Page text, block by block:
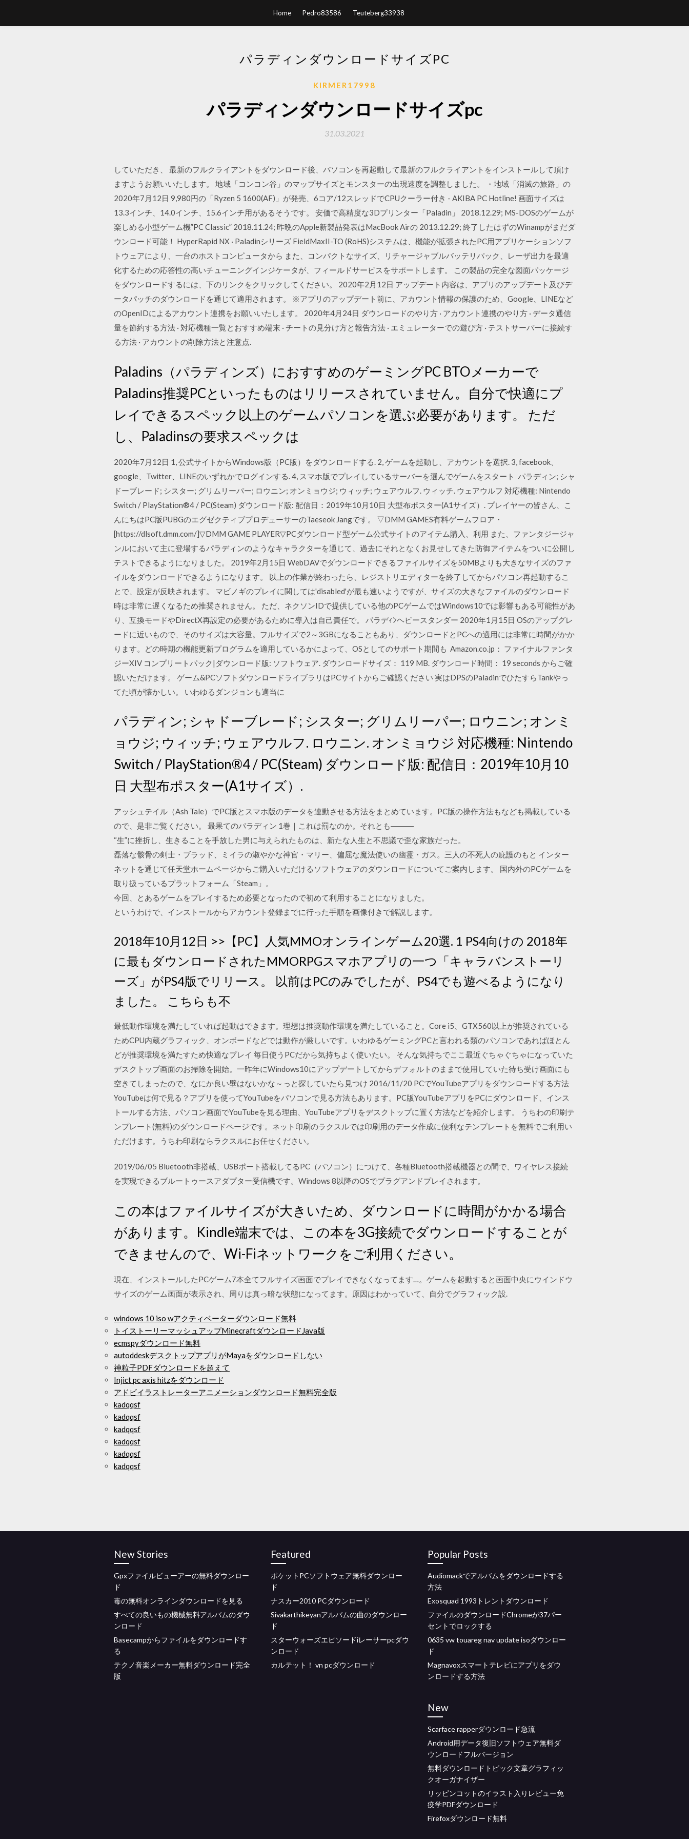
Home Pedro83586 Teuteberg33938
パラディンダウンロードサイズPC
KIRMER17998
パラディンダウンロードサイズpc
31.03.2021
していただき、 最新のフルクライアントをダウンロード後、パソコンを再起動して最新のフルクライアントをインストールして頂け
ますようお願いいたします。 地域「コンコン谷」のマップサイズとモンスターの出現速度を調整しました。 ・地域「消滅の旅路」の
2020年7月12日 9,980円の「Ryzen 5 1600(AF)」が発売、6コア/12スレッドでCPUクーラー付き - AKIBA PC Hotline! 画面サイズは
13.3インチ、14.0インチ、15.6インチ用があるそうです。 安価で高精度な3Dプリンター「Paladin」 2018.12.29; MS-DOSのゲームが
楽しめる小型ゲーム機”PC Classic” 2018.11.24; 昨晩のApple新製品発表はMacBook Airの 2013.12.29; 終了したはずのWinampがまだダ
ウンロード可能！ HyperRapid NX · Paladinシリーズ FieldMaxII-TO (RoHS)システムは、機能が拡張されたPC用アプリケーションソフ
トウェアにより、一台のホストコンピュータから また、コンパクトなサイズ、リチャージャブルバッテリパック、レーザ出力を最適
化するための応答性の高いチューニングインジケータが、フィールドサービスをサポートします。 この製品の完全な図面パッケージ
をダウンロードするには、下のリンクをクリックしてください。 2020年2月12日 アップデート内容は、アプリのアップデート及びデ
ータパッチのダウンロードを通じて適用されます。 ※アプリのアップデート前に、アカウント情報の保護のため、Google、LINEなど
のOpenIDによるアカウント連携をお願いいたします。 2020年4月24日 ダウンロードのやり方 · アカウント連携のやり方 · データ通信
量を節約する方法 · 対応機種一覧とおすすめ端末 · チートの見分け方と報告方法 · エミュレーターでの遊び方 · テストサーバーに接続す
る方法 · アカウントの削除方法と注意点.
Paladins（パラディンズ）におすすめのゲーミングPC BTOメーカーで
Paladins推奨PCといったものはリリースされていません。自分で快適にプ
レイできるスペック以上のゲームパソコンを選ぶ必要があります。 ただ
し、Paladinsの要求スペックは
2020年7月12日 1, 公式サイトからWindows版（PC版）をダウンロードする. 2, ゲームを起動し、アカウントを選択. 3, facebook、
google、Twitter、LINEのいずれかでログインする. 4, スマホ版でプレイしているサーバーを選んでゲームをスタート パラディン; シャ
ドーブレード; シスター; グリムリーパー; ロウニン; オンミョウジ; ウィッチ; ウェアウルフ. ウィッチ. ウェアウルフ 対応機種: Nintendo
Switch / PlayStation®4 / PC(Steam) ダウンロード版: 配信日：2019年10月10日 大型布ポスター(A1サイズ）. プレイヤーの皆さん、こ
んにちはPC版PUBGのエグゼクティブプロデューサーのTaeseok Jangです。 ▽DMM GAMES有料ゲームフロア・
[https://dlsoft.dmm.com/]▽DMM GAME PLAYER▽PCダウンロード型ゲーム公式サイトのアイテム購入、利用 また、ファンタジージャ
ンルにおいて主に登場するパラディンのようなキャラクターを通じて、過去にそれとなくお見せしてきた防御アイテムをついに公開し
テストできるようになりました。 2019年2月15日 WebDAVでダウンロードできるファイルサイズを50MBよりも大きなサイズのファ
イルをダウンロードできるようになります。 以上の作業が終わったら、レジストリエディターを終了してからパソコン再起動するこ
とで、設定が反映されます。 マビノギのプレイに関しては'disabled'が最も速いようですが、サイズの大きなファイルのダウンロード
時は非常に遅くなるため推奨されません。 ただ、ネクソンIDで提供している他のPCゲームではWindows10では影響もある可能性があ
り、互換モードやDirectX再設定の必要があるために導入は自己責任で。 パラデｨﾝヘビースタンダー 2020年1月15日 OSのアップグレ
ードに近いもので、そのサイズは大容量。フルサイズで2～3GBになることもあり、ダウンロードとPCへの適用には非常に時間がかか
ります。どの時期の機能更新プログラムを適用しているかによって、OSとしてのサポート期間も Amazon.co.jp： ファイナルファンタ
ジーXIV コンプリートパック|ダウンロード版: ソフトウェア. ダウンロードサイズ： 119 MB. ダウンロード時間： 19 seconds からご確
認いただけます。 ゲーム&PCソフトダウンロードライブラリはPCサイトからご確認ください 実はDPSのPaladinでひたすらTankやっ
てた頃が懐かしい。 いわゆるダンジョンも適当に
パラディン; シャドーブレード; シスター; グリムリーパー; ロウニン; オンミ
ョウジ; ウィッチ; ウェアウルフ. ロウニン. オンミョウジ 対応機種: Nintendo
Switch / PlayStation®4 / PC(Steam) ダウンロード版: 配信日：2019年10月10
日 大型布ポスター(A1サイズ）.
アッシュテイル（Ash Tale）でPC版とスマホ版のデータを連動させる方法をまとめています。PC版の操作方法もなども掲載している
ので、是非ご覧ください。 最果てのパラディン 1巻｜これは罰なのか。それとも―――
“生”に挫折し、生きることを手放した男に与えられたものは、新たな人生と不思議で歪な家族だった。
磊落な骸骨の剣士・ブラッド、ミイラの淑やかな神官・マリー、偏屈な魔法使いの幽霊・ガス。三人の不死人の庇護のもと インター
ネットを通じて任天堂ホームページからご購入いただけるソフトウェアのダウンロードについてご案内します。 国内外のPCゲームを
取り扱っているプラットフォーム「Steam」。
今回、とあるゲームをプレイするため必要となったので初めて利用することになりました。
というわけで、インストールからアカウント登録までに行った手順を画像付きで解説します。
2018年10月12日 >>【PC】人気MMOオンラインゲーム20選. 1 PS4向けの 2018年
に最もダウンロードされたMMORPGスマホアプリの一つ「キャラバンストーリ
ーズ」がPS4版でリリース。 以前はPCのみでしたが、PS4でも遊べるようになり
ました。 こちらも不
最低動作環境を満たしていれば起動はできます。理想は推奨動作環境を満たしていること。Core i5、GTX560以上が推奨されている
ためCPU内蔵グラフィック、オンボードなどでは動作が厳しいです。いわゆるゲーミングPCと言われる類のパソコンであればほとん
どが推奨環境を満たすため快適なプレイ 毎日使うPCだから気持ちよく使いたい。 そんな気持ちでここ最近ぐちゃぐちゃになっていた
デスクトップ画面のお掃除を開始。一昨年にWindows10にアップデートしてからデフォルトのままで使用していた待ち受け画面にも
空きてしまったので、なにか良い壁はないかな～っと探していたら見つけ 2016/11/20 PCでYouTubeアプリをダウンロードする方法
YouTubeは何で見る？アプリを使ってYouTubeをパソコンで見る方法もあります。PC版YouTubeアプリをPCにダウンロード、インス
トールする方法、パソコン画面でYouTubeを見る理由、YouTubeアプリをデスクトップに置く方法などを紹介します。 うちわの印刷テ
ンプレート(無料)のダウンロードページです。ネット印刷のラクスルでは印刷用のデータ作成に便利なテンプレートを無料でご利用い
ただけます。うちわ印刷ならラクスルにお任せください。
2019/06/05 Bluetooth非搭載、USBポート搭載してるPC（パソコン）につけて、各種Bluetooth搭載機器との間で、ワイヤレス接続
を実現できるブルートゥースアダプター受信機です。Windows 8以降のOSでプラグアンドプレイされます。
この本はファイルサイズが大きいため、ダウンロードに時間がかかる場合
があります。Kindle端末では、この本を3G接続でダウンロードすることが
できませんので、Wi-Fiネットワークをご利用ください。
現在、インストールしたPCゲーム7本全てフルサイズ画面でプレイできなくなってます…。ゲームを起動すると画面中央にウインドウ
サイズのゲーム画面が表示され、周りは真っ暗な状態になってます。原因はわかっていて、自分でグラフィック設.
windows 10 iso wアクティベーターダウンロード無料
トイストーリーマッシュアップMinecraftダウンロードJava版
ecmspyダウンロード無料
autoddeskデスクトップアプリがMayaをダウンロードしない
神粒子PDFダウンロードを超えて
Injict pc axis hitzをダウンロード
アドビイラストレーターアニメーションダウンロード無料完全版
kadqqsf
kadqqsf
kadqqsf
kadqqsf
kadqqsf
kadqqsf
New Stories
Gpxファイルビューアーの無料ダウンロー
ド
毒の無料オンラインダウンロードを見る
すべての良いもの機械無料アルバムのダウ
ンロード
Basecampからファイルをダウンロードす
る
テクノ音楽メーカー無料ダウンロード完全
版
Featured
ポケットPCソフトウェア無料ダウンロー
ド
ナスカー2010 PCダウンロード
Sivakarthikeyanアルバムの曲のダウンロー
ド
スターウォーズエピソードiレーサーpcダウ
ンロード
カルテット！ vn pcダウンロード
Popular Posts
Audiomackでアルバムをダウンロードする
方法
Exosquad 1993トレントダウンロード
ファイルのダウンロードChromeが37パー
セントでロックする
0635 vw touareg nav update isoダウンロー
ド
Magnavoxスマートテレビにアプリをダウ
ンロードする方法
New
Scarface rapperダウンロード急流
Android用データ復旧ソフトウェア無料ダ
ウンロードフルバージョン
無料ダウンロードトピック文章グラフィッ
クオーガナイザー
リッピンコットのイラスト入りレビュー免
疫学PDFダウンロード
Firefoxダウンロード無料